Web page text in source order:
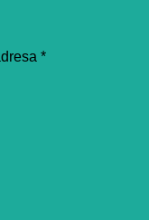
*Povinné